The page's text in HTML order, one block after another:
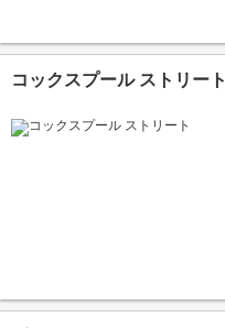
コックスプール ストリート